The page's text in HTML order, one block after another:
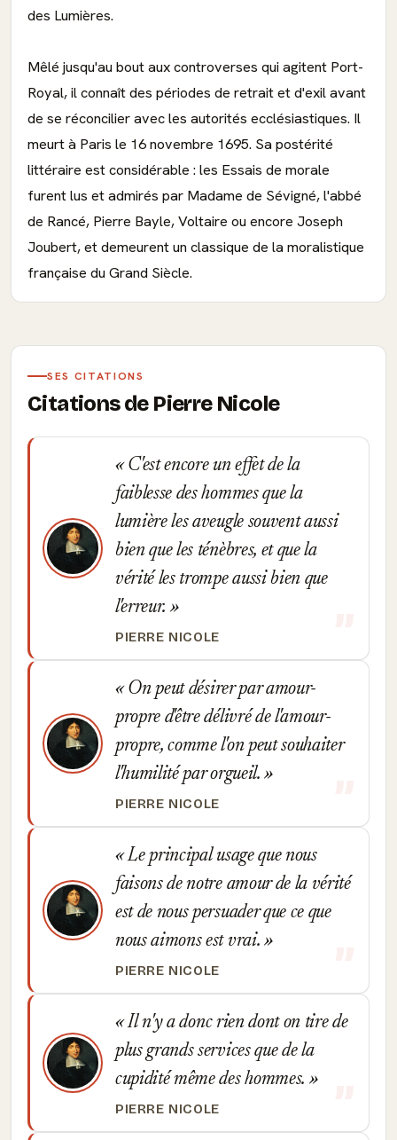
des Lumières.
Mêlé jusqu'au bout aux controverses qui agitent Port-
Royal, il connaît des périodes de retrait et d'exil avant
de se réconcilier avec les autorités ecclésiastiques. Il
meurt à Paris le 16 novembre 1695. Sa postérité
littéraire est considérable : les Essais de morale
furent lus et admirés par Madame de Sévigné, l'abbé
de Rancé, Pierre Bayle, Voltaire ou encore Joseph
Joubert, et demeurent un classique de la moralistique
française du Grand Siècle.
SES CITATIONS
Citations de Pierre Nicole
C'est encore un effet de la
faiblesse des hommes que la
lumière les aveugle souvent aussi
bien que les ténèbres, et que la
vérité les trompe aussi bien que
l'erreur.
PIERRE NICOLE
On peut désirer par amour-
propre d'être délivré de l'amour-
propre, comme l'on peut souhaiter
l'humilité par orgueil.
PIERRE NICOLE
Le principal usage que nous
faisons de notre amour de la vérité
est de nous persuader que ce que
nous aimons est vrai.
PIERRE NICOLE
Il n'y a donc rien dont on tire de
plus grands services que de la
cupidité même des hommes.
PIERRE NICOLE